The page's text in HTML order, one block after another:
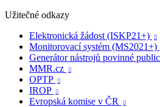
Užitečné odkazy
Elektronická žádost (ISKP21+)

Monitorovací systém (MS2021+)
Generátor nástrojů povinné
MMR.cz 
OPTP 
IROP 
Evropská komise v ČR 